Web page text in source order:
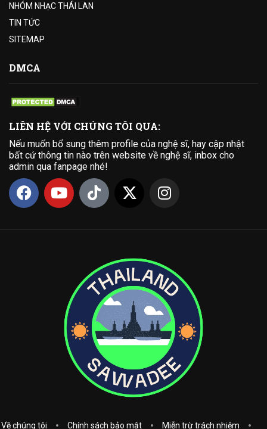
NHÓM NHẠC THÁI LAN
TIN TỨC
SITEMAP
DMCA
LIÊN HỆ VỚI CHÚNG TÔI QUA:
Nếu muốn bổ sung thêm profile của nghệ sĩ, hay cập nhật
bất cứ thông tin nào trên website về nghệ sĩ, inbox cho
admin qua fanpage nhé!
Về chúng tôi Chính sách bảo mật Miễn trừ trách nhiệm